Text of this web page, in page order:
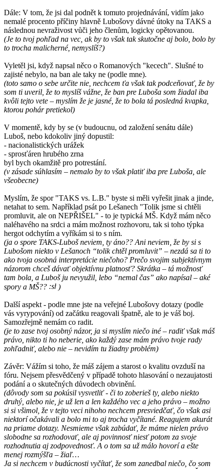
Dále: V tom, že jsi dal podnět k tomuto projednávání, vidím jako
nemalé procento příčiny hlavně Lubošovy dávné útoky na TAKS a
následnou nevraživost vůči jeho členům, logicky opětovanou.
(Je to tvoj pohľad na vec, ak by to však tak skutočne aj bolo, bolo by
to trocha malicherné, nemyslíš?)
Vyletěl jsi, když napsal něco o Romanových "kecech". Slušné to
zajisté nebylo, na ban ale taky ne (podle mne).
(toto samo o sebe určite nie, nechcem ťa však tak podceňovať, že by
som ti uveril, že to myslíš vážne, že ban pre Luboša som žiadal iba
kvôli tejto vete – myslím že je jasné, že to bola tá posledná kvapka,
ktorou pohár pretiekol)
V momentě, kdy by se (v budoucnu, od založení senátu dále)
Luboš, nebo kdokoliv jiný dopustil:
- nacionalistických urážek
- sprosťáren hrubého zrna
byl bych okamžitě pro potrestání.
(v zásade súhlasím – nemalo by to však platiť iba pre Luboša, ale
všeobecne)
Myslím, že spor "TAKS vs. L.B." byste si měli vyřešit jinak a jinde,
netahat to sem. Například psát po Lešanech "Tolik jsme si chtěli
promluvit, ale on NEPŘIŠEL" - to je typická MŠ. Když mám něco
naléhavého na srdci a mám možnost rozhovoru, tak si toho týpka
hergot odchytím a vyříkám si to s ním.
(ja o spore TAKS-Luboš neviem, ty áno?? Ani neviem, že by si s
Lubošom niekto v Lešanoch “tolik chtěl promluvit” – nezdá sa ti to
ako tvoja osobná interpretácie niečoho? Prečo svojim subjektívnym
názorom chceš dávať objektívnu platnosť? Skrátka – tá možnosť
tam bola, a Luboš ju nevyužil, lebo “nemal čas” ako napísal – aké
spory a MŠ??
)
Další aspekt - podle mne jste na veřejné Lubošovy dotazy (podle
vás vyrypování) od začátku reagovali špatně, ale to je váš boj.
Samozřejmě nemám co radit.
(je to zase tvoj osobný názor, ja si myslím niečo iné – radiť však máš
právo, nikto ti ho neberie, ako každý zase mám právo tvoje rady
zohľadniť, alebo nie – nevidím tu žiadny problém)
Závěr: Vážím si toho, že máš zájem a starost o kvalitu ovzduší na
fóru. Nejsem přesvědčený v případě tohoto hlasování o nezaujatosti
podání a o skutečných důvodech obvinění.
(dôvody som sa pokúsil vysvetliť - či to zoberieš ty, alebo niekto
druhý, alebo nie, je už len a len každého vec a jeho právo – možno
si si všimol, že v tejto veci nihoho nechcem presviedčať, čo však asi
niektorí očakávali a bolo mi to aj trocha vyčítané. Reagujem akurát
na priame dotazy. Nesmieme však zabúdať, že máme nielen právo
slobodne sa rozhodovať, ale aj povinnosť niesť potom za svoje
rozhodnutia aj zodpovednosť. A o tom sa už málo hovorí a ešte
menej rozmýšľa – žiaľ…
Ja si nechcem v budúcnosti vyčítať, že som zanedbal niečo, čo som